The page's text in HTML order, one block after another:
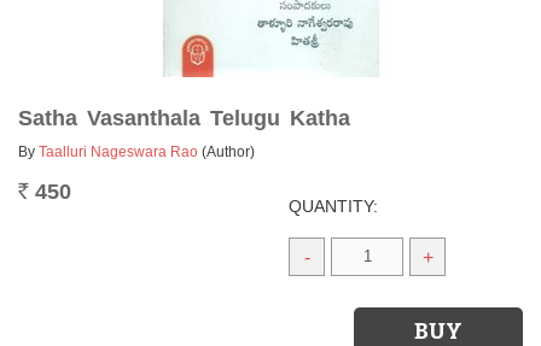
Satha Vasanthala Telugu Katha
By Taalluri Nageswara Rao (Author)
Rs. 450
QUANTITY:
- +